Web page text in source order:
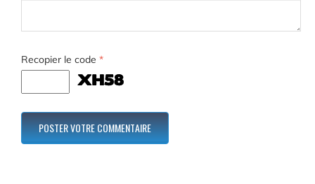
Recopier le code *